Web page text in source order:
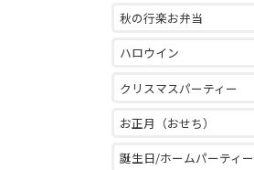
秋の行楽お弁当
ハロウイン
クリスマスパーティー
お正月（おせち）
誕生日/ホームパーティー